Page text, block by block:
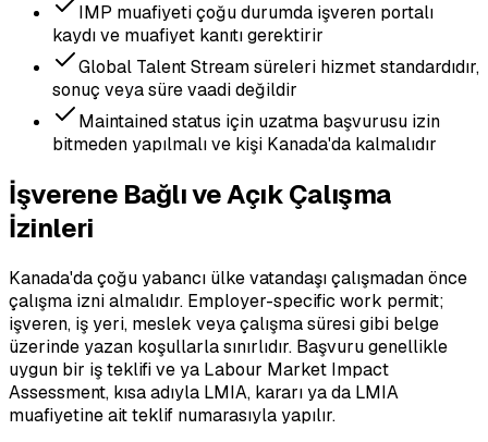
IMP muafiyeti çoğu durumda işveren portalı
kaydı ve muafiyet kanıtı gerektirir
Global Talent Stream süreleri hizmet standardıdır,
sonuç veya süre vaadi değildir
Maintained status için uzatma başvurusu izin
bitmeden yapılmalı ve kişi Kanada'da kalmalıdır
İşverene Bağlı ve Açık Çalışma
İzinleri
Kanada'da çoğu yabancı ülke vatandaşı çalışmadan önce
çalışma izni almalıdır. Employer-specific work permit;
işveren, iş yeri, meslek veya çalışma süresi gibi belge
üzerinde yazan koşullarla sınırlıdır. Başvuru genellikle
uygun bir iş teklifi ve ya Labour Market Impact
Assessment, kısa adıyla LMIA, kararı ya da LMIA
muafiyetine ait teklif numarasıyla yapılır.